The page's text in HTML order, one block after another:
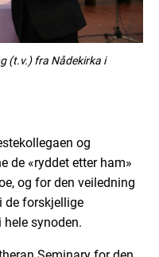
(t.v.) fra Nådekirka i
og
de «ryddet etter ham»
og for den veiledning
de forskjellige
hele synoden.